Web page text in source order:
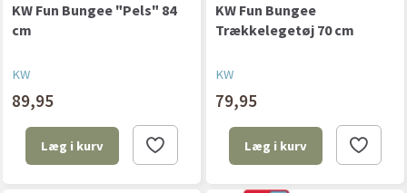
KW Fun Bungee "Pels" 84
cm
KW
89,95
Læg i kurv
KW Fun Bungee
Trækkelegetøj 70 cm
KW
79,95
Læg i kurv